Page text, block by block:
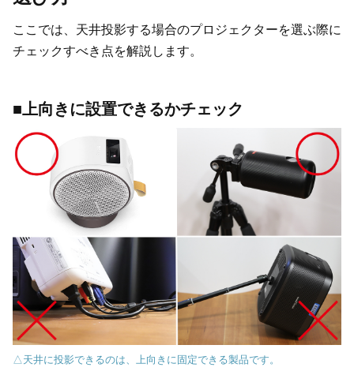
ここでは、天井投影する場合のプロジェクターを選ぶ際に
チェックすべき点を解説します。
■上向きに設置できるかチェック
△天井に投影できるのは、上向きに固定できる製品です。